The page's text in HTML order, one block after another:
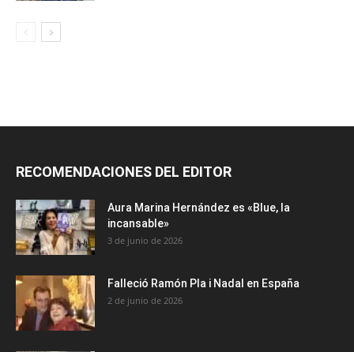
RECOMENDACIONES DEL EDITOR
Aura Marina Hernández es «Blue, la
incansable»
3 de junio de 2026
Falleció Ramón Pla i Nadal en España
2 de junio de 2026